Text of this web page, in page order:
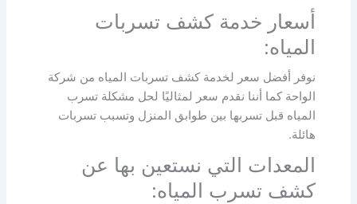
أسعار خدمة كشف تسربات
المياه:
نوفر أفضل سعر لخدمة كشف تسربات المياه من شركة
الواحة كما أننا نقدم سعر لمثاليًا لحل مشكلة تسرب
المياه قبل تسربها بين طوابق المنزل وتسبب تسربات
هائلة.
المعدات التي نستعين بها عن
كشف تسرب المياه: